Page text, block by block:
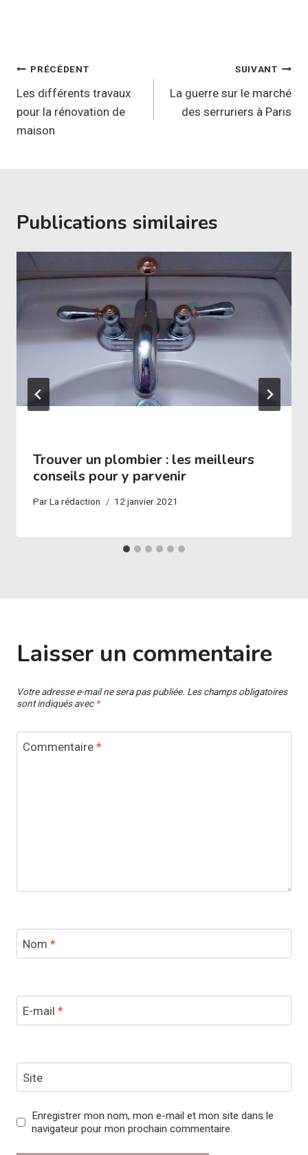
Navigation
de
l’article
PRÉCÉDENT
Les différents travaux
pour la rénovation de
maison
SUIVANT
La guerre sur le marché
des serruriers à Paris
Publications similaires
Trouver un plombier : les meilleurs
conseils pour y parvenir
ParLa rédaction 12 janvier 2021
Laisser un commentaire
Votre adresse e-mail ne sera pas publiée. Les champs obligatoires
sont indiqués avec *
Commentaire *
Nom *
E-mail *
Site
Enregistrer mon nom, mon e-mail et mon site dans le
navigateur pour mon prochain commentaire.